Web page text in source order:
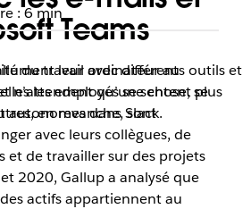
Teams
du travail avec différents outils et
les employés se sentent plus
autonomes dans Slack.
: 6 min
leur ordinateur au
n’attendent qu’une chose, se
en revanche, sont
avec leurs collègues, de
et de travailler sur des projets
2020, Gallup a analysé que
actifs appartiennent au